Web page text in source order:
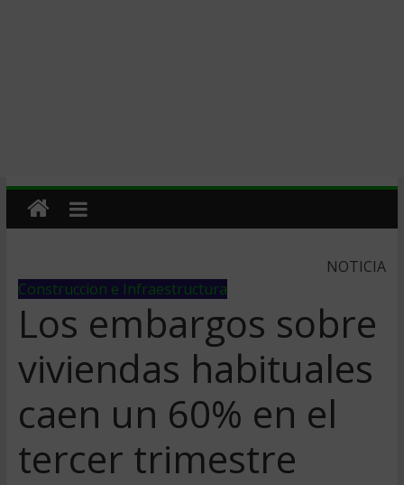
NOTICIA
Construccion e Infraestructura
Los embargos sobre
viviendas habituales
caen un 60% en el
tercer trimestre